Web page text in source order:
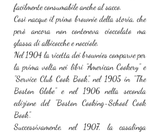
facilmente consumabile anche al sacco.
Così nacque il primo brownie della storia, che
però ancora non conteneva cioccolato ma
glassa di albicocche e nocciole.
Nel 1904 la ricetta dei brownies comparve per
la prima volta nei libri "American Cookery" e
"Service Club Cook Book", nel 1905 in "The
Boston Globe" e nel 1906 nella seconda
edizione del "Boston Cooking-School Cook
Book".
Successivamente, nel 1907, la casalinga